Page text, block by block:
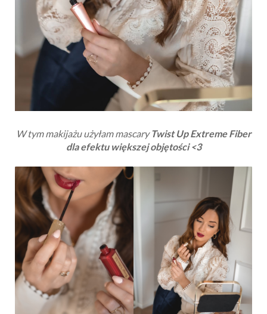
W tym makijażu użyłam mascaryTwist Up Extreme Fiber
dla efektu większej objętości <3